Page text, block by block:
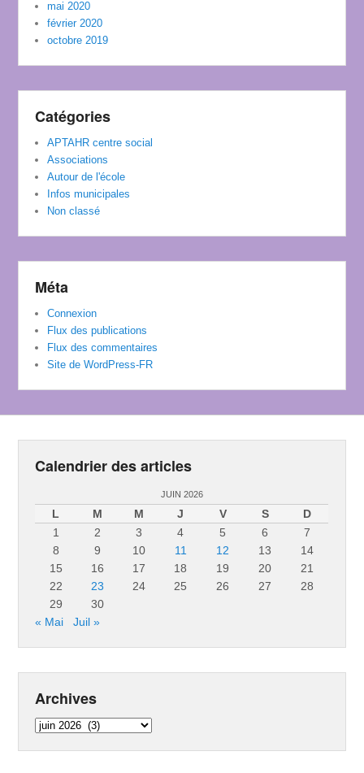
mai 2020
février 2020
octobre 2019
Catégories
APTAHR centre social
Associations
Autour de l'école
Infos municipales
Non classé
Méta
Connexion
Flux des publications
Flux des commentaires
Site de WordPress-FR
Calendrier des articles
JUIN 2026
L M M J V S
D
1
2 3 4 5 6
7
8
9 10 11 12 13
14
15
16 17 18 19 20
21
22
23 24 25 26 27
28
29
30
« Mai
Juil »
Archives
Archives